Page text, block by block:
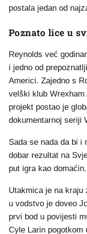
postala jedan od
Poznato lice u
Reynolds već
i jedno od
Americi. Zajedno s
velški klub Wrexham
projekt postao je
dokumentarnoj seriji
Sada se nada da bi i
dobar rezultat na
put igra kao domaćin.
Utakmica je na kraju
u vodstvo je doveo
prvi bod u povijesti
Cyle Larin pogotkom